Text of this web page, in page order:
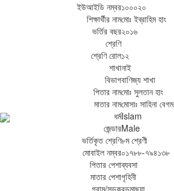
ইউআইডি নম্বর১০০০২০
শিক্ষার্থীর নামমোঃ ইব্রাহিম হাং
ভর্তির বছর২০১৬
শ্রেণি
শ্রেণি রোল১২
শাখানাই
বিভাগবাণিজ্য শাখা
পিতার নামমোঃ সুলতান হাং
মাতার নামমোসাঃ সাহিনা বেগম
ধর্মIslam
জেন্ডারMale
ভর্তিকৃত শ্রেণি৮ম শ্রেণী
মোবাইল নম্বর০১৭৮৮-৭৯৪১৩৮
পিতার পেশাব্যবসা
মাতার পেশাগৃহিনী